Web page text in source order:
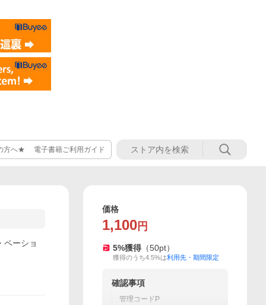
方へ★ 電子書籍ご利用ガイド
ペーショ
価格
1,100 円
5%獲得 （50pt）
獲得のうち4.5%は利用先・期間限定
確認事項
管理コードP